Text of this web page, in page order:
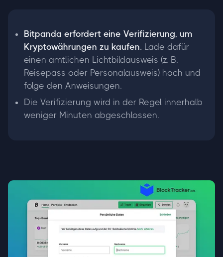
Bitpanda erfordert eine Verifizierung, um
Kryptowährungen zu kaufen. Lade dafür
einen amtlichen Lichtbildausweis (z. B.
Reisepass oder Personalausweis) hoch und
folge den Anweisungen.
Die Verifizierung wird in der Regel innerhalb
weniger Minuten abgeschlossen.